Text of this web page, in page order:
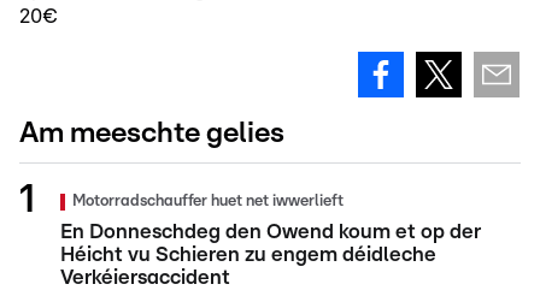
20€
Am meeschte gelies
Motorradschauffer huet net iwwerlieft
En Donneschdeg den Owend koum et op der
Héicht vu Schieren zu engem déidleche
Verkéiersaccident